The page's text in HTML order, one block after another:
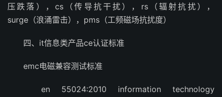
压跌落），cs（传导抗干扰），rs（辐射抗扰），
surge（浪涌雷击），pms（工频磁场抗扰度）
四、it信息类产品ce认证标准
emc电磁兼容测试标准
en 55024:2010 information technology